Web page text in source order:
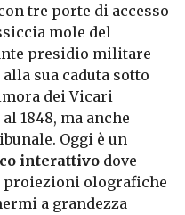
tre porte di accesso
mole del
presidio militare
sua caduta sotto
dei Vicari
1848, ma anche
Oggi è un
interattivo dove
olografiche
a grandezza